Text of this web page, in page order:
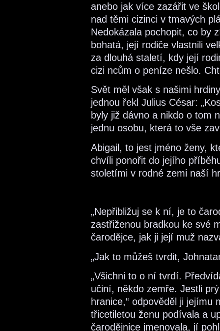
anebo jak více zazářit ve
nad těmi cizinci v tmavých
Nedokázala pochopit, co by
bohatá, její rodiče vlastnili
za dlouhá staletí, kdy její
cizi ncům o peníze nešlo.
Svět měl však s našimi
jednou řekl Julius César:
byly již dávno a nikdo o tom
jednu osobu, která to vše
Abigail, to jest jméno ženy,
chvíli ponořit do jejího
stoletími v rodné zemi naší
„Nepřibližuj se k ní, je to
zastřiženou bradkou ke své
čarodějce, jak ji její muž
„Jak to můžeš tvrdit,
„Všichni to o ní tvrdí.
učiní, někdo zemře. Jestli
hranice,“ odpověděl ji jejímu
třicetiletou ženu podívala a
čarodějnice jmenovala, jí